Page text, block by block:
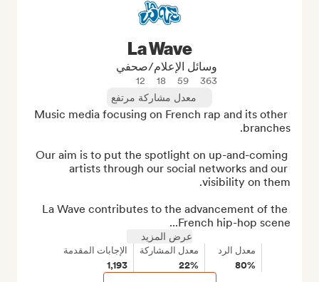
La Wave
وسائل الإعلام/صحفي
363
59
18
12
معدل مشاركة مرتفع
Music media focusing on French rap and its other
Our aim is to put the spotlight on up-and-coming
artists through our social networks and our
La Wave contributes to the advancement of the
French hip-hop scene...
عرض المزيد
معدل الرد
80%
معدل المشاركة
22%
الإجابات المقدمة
1,193